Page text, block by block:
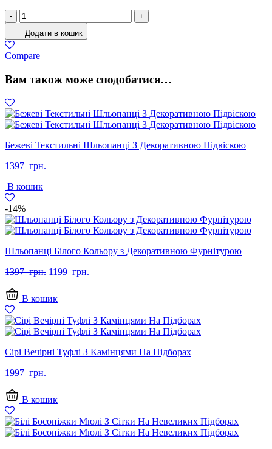
Білі
Босоніжки
На
Високій
Шпильці
-
+
Додати в кошик
Compare
Вам також може сподобатися…
Бежеві Текстильні Шльопанці З Декоративною Підвіскою
1397 грн.
В кошик
-14%
Шльопанці Білого Кольору з Декоративною Фурнітурою
1397 грн. Оригінальна
грн..
1199 грн.
В кошик
Сірі Вечірні Туфлі З Камінцями На Підборах
1997 грн.
В кошик